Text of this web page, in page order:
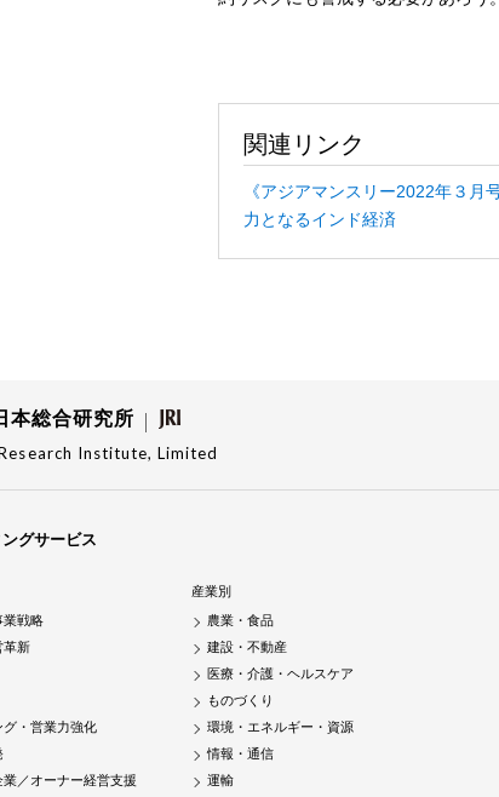
関連リンク
《アジアマンスリー2022年３月
力となるインド経済
本総合研究所
Institute, Limited
グサービス
業戦略
革新
・営業力強化
／オーナー経営支援
産業別
農業・食品
建設・不動産
医療・介護・ヘルスケア
ものづくり
環境・エネルギー・資源
情報・通信
運輸